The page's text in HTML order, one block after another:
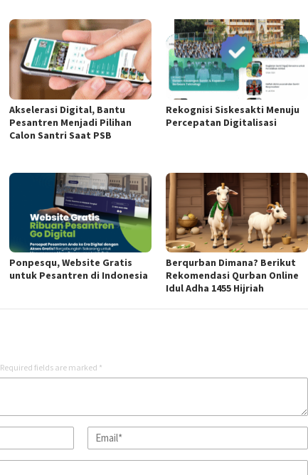
Akselerasi Digital, Bantu
Pesantren Menjadi Pilihan
Calon Santri Saat PSB
Rekognisi Siskesakti Menuju
Percepatan Digitalisasi
Ponpesqu, Website Gratis
untuk Pesantren di Indonesia
Berqurban Dimana? Berikut
Rekomendasi Qurban Online
Idul Adha 1455 Hijriah
Required fields are marked *